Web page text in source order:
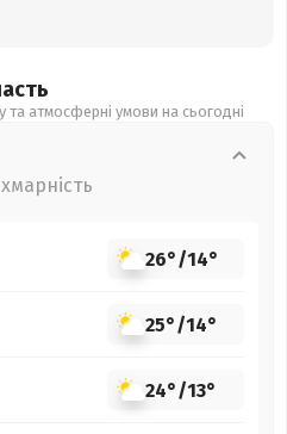
та атмосферні умови на сьогодні
26°/14°
25°/14°
24°/13°